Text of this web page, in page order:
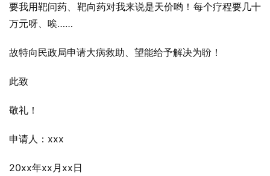
要我用靶问药、靶向药对我来说是天价哟！每个疗程要几十
万元呀、唉……
故特向民政局申请大病救助、望能给予解决为聁！
此致
敬礼！
申请人：xxx
20xx年xx月xx日